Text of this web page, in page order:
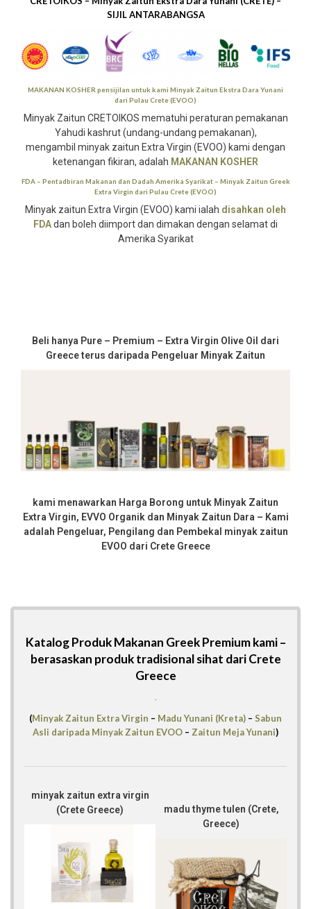
SIJIL ANTARABANGSA
MAKANAN KOSHER pensijilan untuk kami Minyak Zaitun Ekstra Dara Yunani
dari Pulau Crete (EVOO)
Minyak Zaitun CRETOIKOS mematuhi peraturan pemakanan
Yahudi kashrut (undang-undang pemakanan),
mengambil minyak zaitun Extra Virgin (EVOO) kami dengan
ketenangan fikiran, adalah MAKANAN KOSHER
FDA– Pentadbiran Makanan dan Dadah Amerika Syarikat – Minyak Zaitun Greek
Extra Virgin dari Pulau Crete (EVOO)
Minyak zaitun Extra Virgin (EVOO) kami ialah disahkan oleh
FDAdan boleh diimport dan dimakan dengan selamat di
Amerika Syarikat
Beli hanya Pure – Premium – Extra Virgin Olive Oil dari
Greece terus daripada Pengeluar Minyak Zaitun
kami menawarkan Harga Borong untuk Minyak Zaitun
Extra Virgin, EVVO Organik dan Minyak Zaitun Dara – Kami
adalah Pengeluar, Pengilang dan Pembekal minyak zaitun
EVOO dari Crete Greece
Katalog Produk Makanan Greek Premium kami –
berasaskan produk tradisional sihat dari Crete
Greece
(Minyak Zaitun Extra Virgin – Madu Yunani (Kreta) – Sabun
Asli daripada Minyak Zaitun EVOO – Zaitun Meja Yunani)
minyak zaitun extra virgin
(Crete Greece)
madu thyme tulen (Crete,
Greece)